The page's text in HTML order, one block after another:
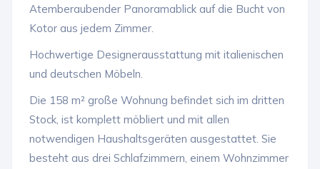
Atemberaubender Panoramablick auf die Bucht von
Kotor aus jedem Zimmer.
Hochwertige Designerausstattung mit italienischen
und deutschen Möbeln.
Die 158 m² große Wohnung befindet sich im dritten
Stock, ist komplett möbliert und mit allen
notwendigen Haushaltsgeräten ausgestattet. Sie
besteht aus drei Schlafzimmern, einem Wohnzimmer